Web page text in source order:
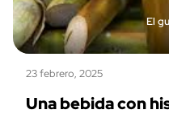
El
23 febrero, 2025
Una bebida con